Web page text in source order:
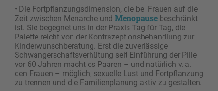
• Die Fortpflanzungsdimension, die bei Frauen auf die
Zeit zwischen Menarche und Menopause beschränkt
ist. Sie begegnet uns in der Praxis Tag für Tag, die
Palette reicht von der Kontrazeptionsbehandlung zur
Kinderwunschberatung. Erst die zuverlässige
Schwangerschaftsverhütung seit Einführung der Pille
vor 60 Jahren macht es Paaren – und natürlich v. a.
den Frauen – möglich, sexuelle Lust und Fortpflanzung
zu trennen und die Familienplanung aktiv zu gestalten.